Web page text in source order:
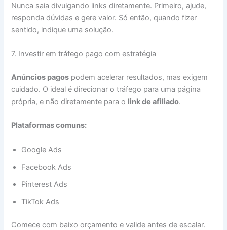
Nunca saia divulgando links diretamente. Primeiro, ajude,
responda dúvidas e gere valor. Só então, quando fizer
sentido, indique uma solução.
7. Investir em tráfego pago com estratégia
Anúncios pagos podem acelerar resultados, mas exigem
cuidado. O ideal é direcionar o tráfego para uma página
própria, e não diretamente para o link de afiliado.
Plataformas comuns:
Google Ads
Facebook Ads
Pinterest Ads
TikTok Ads
Comece com baixo orçamento e valide antes de escalar.